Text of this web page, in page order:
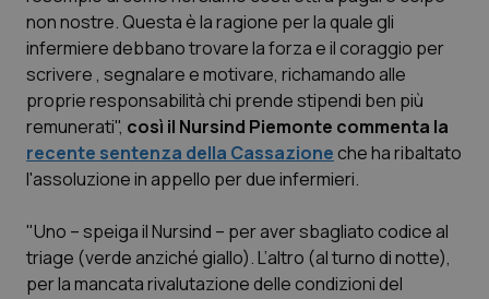
Edizioni Regionali
QS Pro
Professionisti Sanitari.AI
Basilicata
Artrite & artrosi
QS Club Newsletter
non nostre. Questa è la ragione per la quale gli
infermiere debbano trovare la forza e il coraggio per
scrivere , segnalare e motivare, richamando alle
proprie responsabilità chi prende stipendi ben più
remunerati", così il Nursind Piemonte commenta la
recente sentenza della Cassazioneche ha ribaltato
l'assoluzione in appello per due infermieri.
"Uno – speiga il Nursind – per aver sbagliato codice al
triage (verde anziché giallo). L’altro (al turno di notte),
per la mancata rivalutazione delle condizioni del